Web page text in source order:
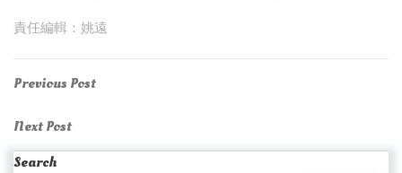
責任編輯：姚遠
Post
navigation
Previous
Previous Post
Next
Post
Next Post
Search